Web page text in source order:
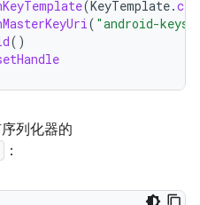
(KeyTemplate.
( "android-
()
列化器的
：